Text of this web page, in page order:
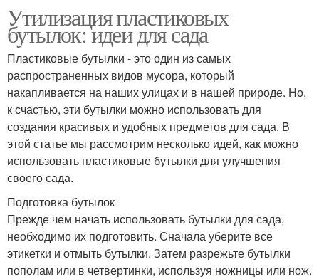
Утилизация пластиковых
бутылок: идеи для сада
Пластиковые бутылки - это один из самых
распространенных видов мусора, который
накапливается на наших улицах и в нашей природе. Но,
к счастью, эти бутылки можно использовать для
создания красивых и удобных предметов для сада. В
этой статье мы рассмотрим несколько идей, как можно
использовать пластиковые бутылки для улучшения
своего сада.
Подготовка бутылок
Прежде чем начать использовать бутылки для сада,
необходимо их подготовить. Сначала уберите все
этикетки и отмыть бутылки. Затем разрежьте бутылки
пополам или в четвертинки, используя ножницы или нож.